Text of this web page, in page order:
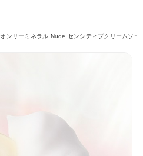
オンリーミネラル Nude センシティブクリームソー